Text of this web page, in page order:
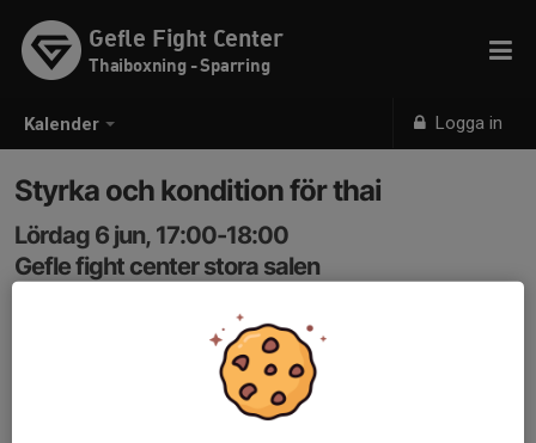
Kalender Logga in
Gefle Fight Center
Thaiboxning - Sparring
Styrka och kondition för thai
Lördag 6 jun, 17:00-18:00
Gefle fight center stora salen
Pass för alla thaiboxare!
Styrka och kondition med thaiboxning som inriktning